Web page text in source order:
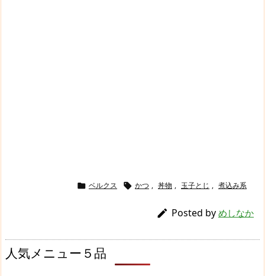
 ベルクス  かつ , 丼物 , 玉子とじ , 煮込み系
 Posted by めしなか
人気メニュー５品